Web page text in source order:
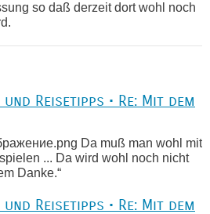
so daß derzeit dort wohl noch
Reisetipps • Re: Mit dem
Da muß man wohl mit
... Da wird wohl noch nicht
Danke.“
Reisetipps • Re: Mit dem